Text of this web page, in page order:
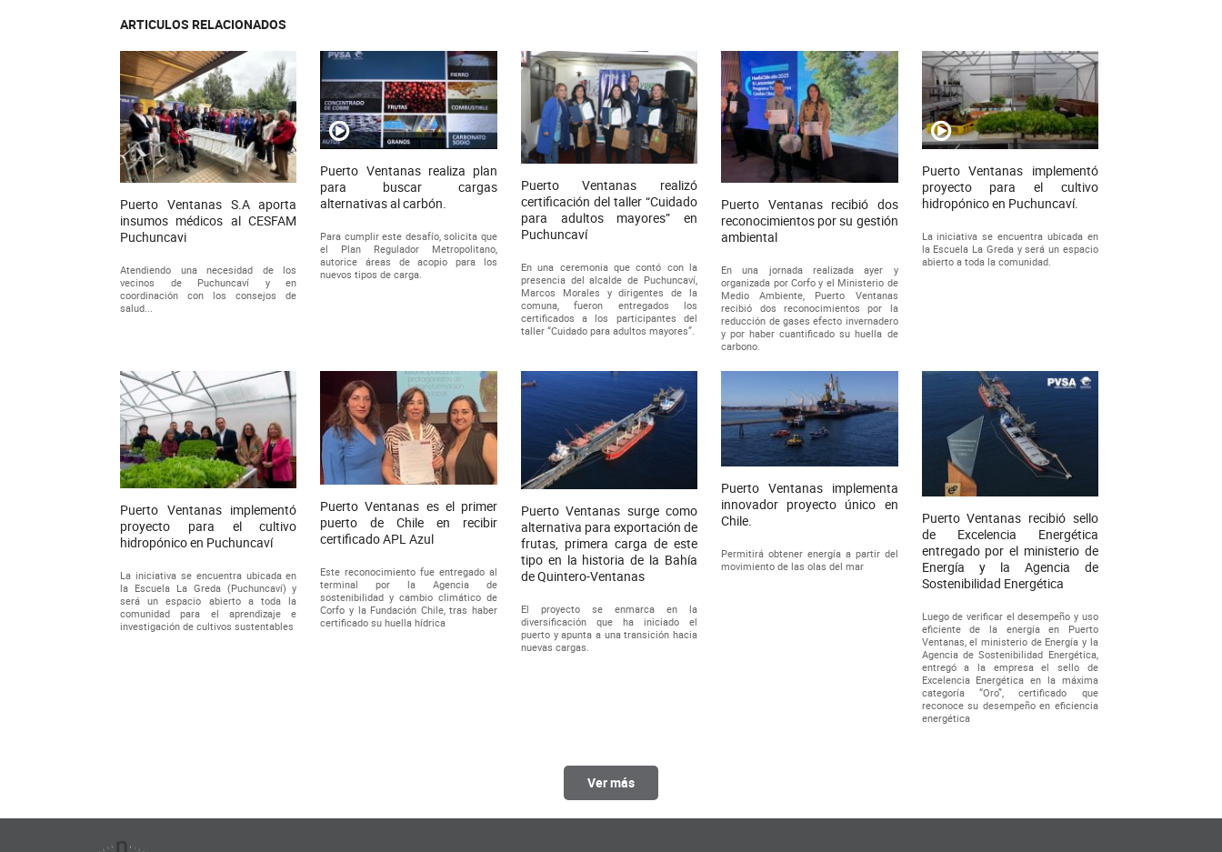
ARTICULOS RELACIONADOS
Puerto Ventanas S.A aporta
insumos médicos al CESFAM
Puchuncavi
Atendiendo una necesidad de los
vecinos de Puchuncaví y en
coordinación con los consejos de
salud...
Puerto Ventanas realiza plan
para buscar cargas
alternativas al carbón.
Para cumplir este desafío, solicita que
el Plan Regulador Metropolitano,
autorice áreas de acopio para los
nuevos tipos de carga.
Puerto Ventanas realizó
certificación del taller “Cuidado
para adultos mayores” en
Puchuncaví
En una ceremonia que contó con la
presencia del alcalde de Puchuncaví,
Marcos Morales y dirigentes de la
comuna, fueron entregados los
certificados a los participantes del
taller “Cuidado para adultos mayores”.
Puerto Ventanas recibió dos
reconocimientos por su gestión
ambiental
En una jornada realizada ayer y
organizada por Corfo y el Ministerio de
Medio Ambiente, Puerto Ventanas
recibió dos reconocimientos por la
reducción de gases efecto invernadero
y por haber cuantificado su huella de
carbono.
Puerto Ventanas implementó
proyecto para el cultivo
hidropónico en Puchuncaví.
La iniciativa se encuentra ubicada en
la Escuela La Greda y será un espacio
abierto a toda la comunidad.
Puerto Ventanas implementó
proyecto para el cultivo
hidropónico en Puchuncaví
La iniciativa se encuentra ubicada en
la Escuela La Greda (Puchuncaví) y
será un espacio abierto a toda la
comunidad para el aprendizaje e
investigación de cultivos sustentables
Puerto Ventanas es el primer
puerto de Chile en recibir
certificado APL Azul
Este reconocimiento fue entregado al
terminal por la Agencia de
sostenibilidad y cambio climático de
Corfo y la Fundación Chile, tras haber
certificado su huella hídrica
Puerto Ventanas surge como
alternativa para exportación de
frutas, primera carga de este
tipo en la historia de la Bahía
de Quintero-Ventanas
El proyecto se enmarca en la
diversificación que ha iniciado el
puerto y apunta a una transición hacia
nuevas cargas.
Puerto Ventanas implementa
innovador proyecto único en
Chile.
Permitirá obtener energía a partir del
movimiento de las olas del mar
Puerto Ventanas recibió sello
de Excelencia Energética
entregado por el ministerio de
Energía y la Agencia de
Sostenibilidad Energética
Luego de verificar el desempeño y uso
eficiente de la energía en Puerto
Ventanas, el ministerio de Energía y la
Agencia de Sostenibilidad Energética,
entregó a la empresa el sello de
Excelencia Energética en la máxima
categoría “Oro”, certificado que
reconoce su desempeño en eficiencia
energética
Ver más